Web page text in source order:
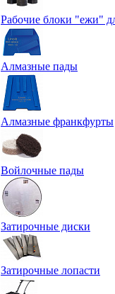
Рабочие блоки "ежи"
Алмазные пады
Алмазные франкфурты
Войлочные пады
Затирочные диски
Затирочные лопасти